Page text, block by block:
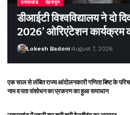
उत्तराखंड देहरादून
डीआईटी विश्वविद्यालय ने दो
2026’ ओरिएंटेशन कार्यक्रम
Lokesh Badoni August 7, 2026
एक साल से लंबित राज्य आंदोलनकारी गणिता बिष्ट के
नाम व पता संशोधन का प्रकरण का हुआ समाधान